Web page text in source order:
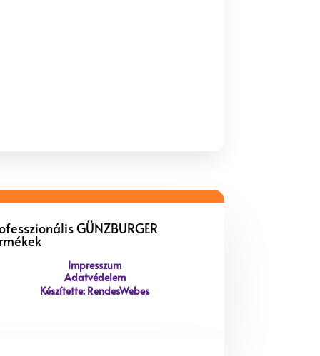
GÜNZBURGER
Impresszum
Adatvédelem
Készítette: RendesWebes